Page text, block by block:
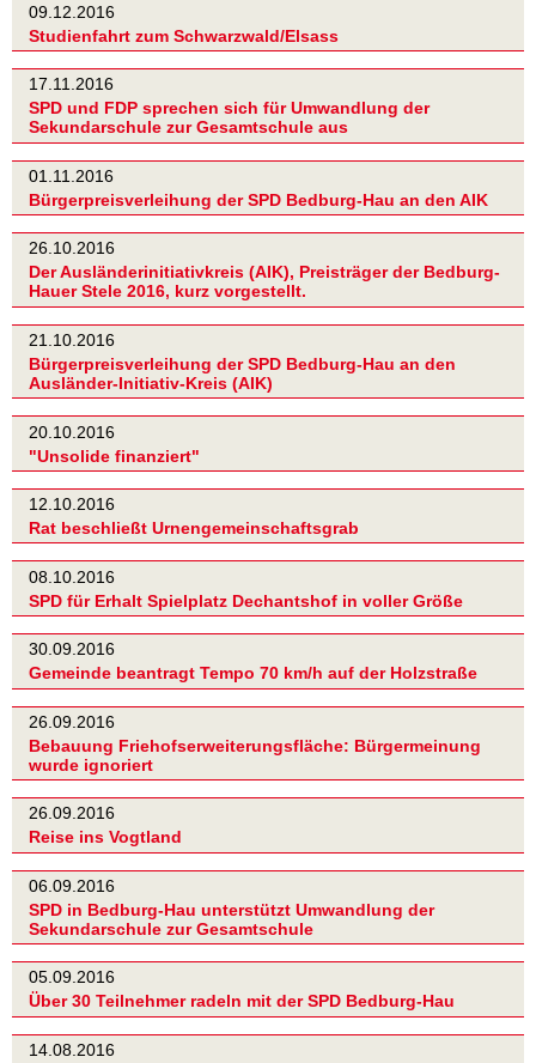
09.12.2016
Studienfahrt zum Schwarzwald/Elsass
17.11.2016
SPD und FDP sprechen sich für Umwandlung der
Sekundarschule zur Gesamtschule aus
01.11.2016
Bürgerpreisverleihung der SPD Bedburg-Hau an den AIK
26.10.2016
Der Ausländerinitiativkreis (AIK), Preisträger der Bedburg-
Hauer Stele 2016, kurz vorgestellt.
21.10.2016
Bürgerpreisverleihung der SPD Bedburg-Hau an den
Ausländer-Initiativ-Kreis (AIK)
20.10.2016
"Unsolide finanziert"
12.10.2016
Rat beschließt Urnengemeinschaftsgrab
08.10.2016
SPD für Erhalt Spielplatz Dechantshof in voller Größe
30.09.2016
Gemeinde beantragt Tempo 70 km/h auf der Holzstraße
26.09.2016
Bebauung Friehofserweiterungsfläche: Bürgermeinung
wurde ignoriert
26.09.2016
Reise ins Vogtland
06.09.2016
SPD in Bedburg-Hau unterstützt Umwandlung der
Sekundarschule zur Gesamtschule
05.09.2016
Über 30 Teilnehmer radeln mit der SPD Bedburg-Hau
14.08.2016